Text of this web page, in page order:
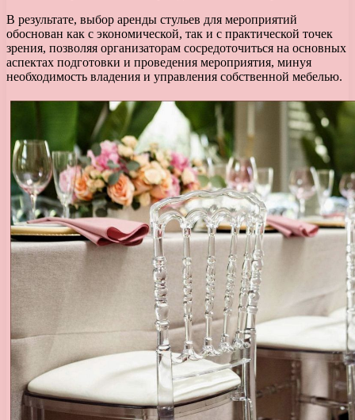
В результате, выбор аренды стульев для мероприятий
обоснован как с экономической, так и с практической точек
зрения, позволяя организаторам сосредоточиться на основных
аспектах подготовки и проведения мероприятия, минуя
необходимость владения и управления собственной мебелью.